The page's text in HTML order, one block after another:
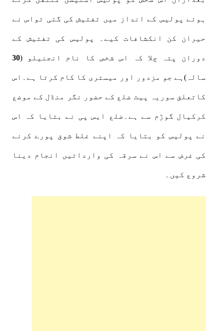
ہوئے پولیس کے انداز میں تفتیش کی گئی تواس نے
حیران کن انکشافات کیے۔ پولیس کی تفتیش کے
دوران پتہ چلا کہ اس شخص کا نام انجنیلو (30
سالہ)ہے جو مزدور اور میستری کا کام کرتا ہے۔اس
کاتعلق سوریہ پیٹ ضلع کے حضور نگر منڈل کے موضع
کرکیال گوڑم سے ہے۔ضلع ایس پی نے بتایا کہ اس
نے پولیس کو بتایا کہ اپنے غلط شوق پورے کرنے
کی غرض سے اس نے سرقہ کی وارداتیں انجام دینا
شروع کیں۔